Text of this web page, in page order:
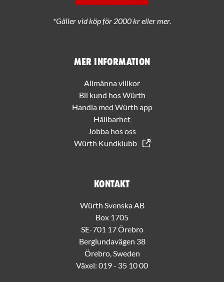
Mer information
Allmänna villkor
Bli kund hos Würth
Handla med Würth app
Hållbarhet
Jobba hos oss
Würth Kundklubb
Kontakt
Würth Svenska AB
Box 1705
SE-701 17 Örebro
Berglundavägen 38
Örebro, Sweden
Växel: 019 - 35 10 00
*Gäller vid köp för 2000 kr eller mer.